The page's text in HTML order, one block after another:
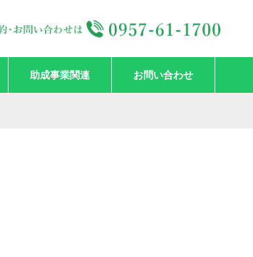
助成事業関連 お問い合わせ